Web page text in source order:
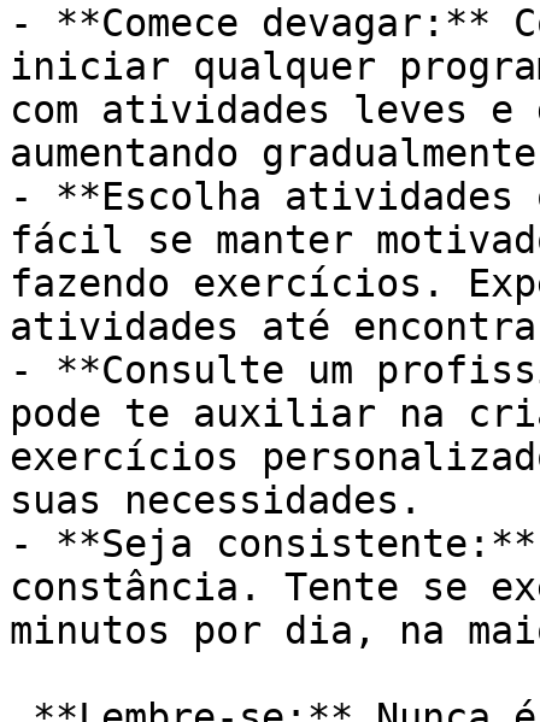
- **Comece devagar:**
iniciar qualquer
com atividades leves e
aumentando
- **Escolha atividades
fácil se manter
fazendo exercícios.
atividades até
- **Consulte um
pode te auxiliar na
exercícios
suas necessidades.
- **Seja consistente:**
constância. Tente se
minutos por dia, na